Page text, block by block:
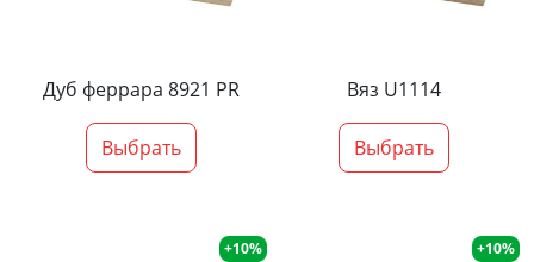
Дуб феррара 8921 PR
Выбрать
Вяз U1114
Выбрать
+10% +10%